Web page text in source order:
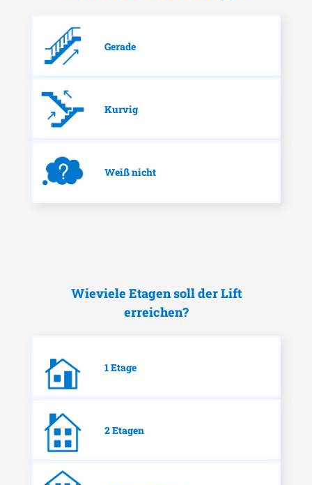
Gerade
Kurvig
Weiß nicht
Wieviele Etagen soll der Lift
erreichen?
1 Etage
2 Etagen